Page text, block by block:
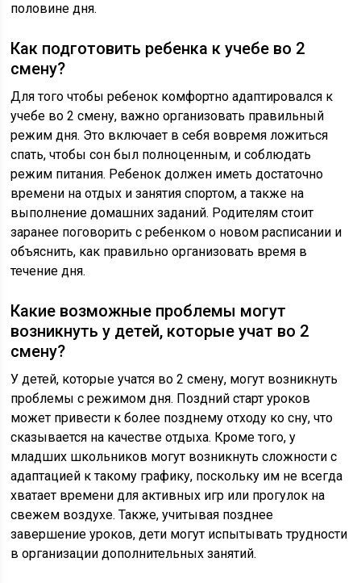
половине дня.
Как подготовить ребенка к учебе во 2
смену?
Для того чтобы ребенок комфортно адаптировался к
учебе во 2 смену, важно организовать правильный
режим дня. Это включает в себя вовремя ложиться
спать, чтобы сон был полноценным, и соблюдать
режим питания. Ребенок должен иметь достаточно
времени на отдых и занятия спортом, а также на
выполнение домашних заданий. Родителям стоит
заранее поговорить с ребенком о новом расписании и
объяснить, как правильно организовать время в
течение дня.
Какие возможные проблемы могут
возникнуть у детей, которые учат во 2
смену?
У детей, которые учатся во 2 смену, могут возникнуть
проблемы с режимом дня. Поздний старт уроков
может привести к более позднему отходу ко сну, что
сказывается на качестве отдыха. Кроме того, у
младших школьников могут возникнуть сложности с
адаптацией к такому графику, поскольку им не всегда
хватает времени для активных игр или прогулок на
свежем воздухе. Также, учитывая позднее
завершение уроков, дети могут испытывать трудности
в организации дополнительных занятий.